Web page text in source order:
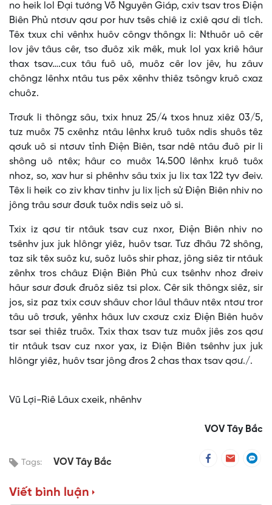
no heik lol Đại tướng Võ Nguyên Giáp, cxiv tsav tros Điện
Biên Phủ ntơưv qơư por hưv tsês chiê iz cxiê qơư di tích.
Têx txux chi vênhx huôv côngv thôngx li: Nthuôr uô cêr
lov jêv tâus cêr, tso đuôz xik mêk, muk lol yax kriê hâur
thax tsav….cux tâu fuô uô, muôz cêr lov jêv, hu zâuv
chôngz lênhx ntâu tus pêx xênhv thiêz tsôngv kruô cxaz
chuôz.
Trơưk li thôngz sâu, txix hnuz 25/4 txos hnuz xiêz 03/5,
tưz muôx 75 cxênhz ntâu lênhx kruô tuôx ndis shuôs têz
qơưk uô si ntơưv tỉnh Điện Biên, tsar ndê ntâu đuô pir li
shông uô ntêx; hâur co muôx 14.500 lênhx kruô tuôx
nhoz, so, xav hur si phênhv sâu txix ju lix tax 122 tyv đeiv.
Têx li heik co ziv khav tinhv ju lix lịch sử Điện Biên nhiv no
jông trâu sơưr đơưk tuôx ndis seiz uô si.
Txix iz qơư tir ntâuk tsav cuz nxor, Điện Biên nhiv no
tsênhv jux juk hlôngr yiêz, huôv tsar. Tưz đhâu 72 shông,
taz sik têx suôz kư, suôz luôs shir phaz, jông siêz tir ntâuk
zênhx tros châuz Điện Biên Phủ cux tsênhv nhoz đreiv
hâur sơưr đơưk đruôz siêz tsi plox. Cêr sik thôngx siêz, sir
jos, siz paz txix cơưv shâuv chor lâul thâuv ntêx ntơư tror
tâu uô trơưk, yênhx hâux lưv cxơưz cxiz Điện Biên huôv
tsar sei thiêz truôx. Txix thax tsav tưz muôx jiês zos qơư
tir ntâuk tsav cuz nxor yax, iz Điện Biên tsênhv jux juk
hlôngr yiêz, huôv tsar jông đros 2 chas thax tsav qơư./.
Vũ Lợi-Riê Lâux cxeik, nhênhv
VOV Tây Bắc
Tags: VOV Tây Bắc
Viết bình luận